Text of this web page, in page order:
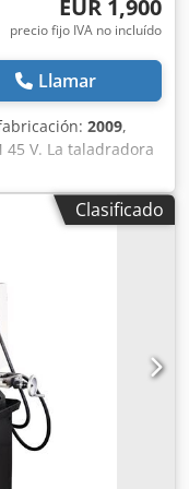
EUR 1,900
precio fijo IVA no incluído
Llamar
2009,
V. La taladradora
calidad-precio
serie. La guía en
garantiza la
de
de perforación
mm Velocidad del
MK4
120mm
0,26
Distancia
(x/y)
de fresado 400
de ranura en
100% 0,85/1,1kW
Clasificado